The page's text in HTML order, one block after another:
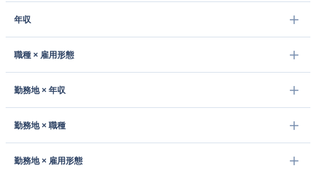
年収
職種 × 雇用形態
勤務地 × 年収
勤務地 × 職種
勤務地 × 雇用形態